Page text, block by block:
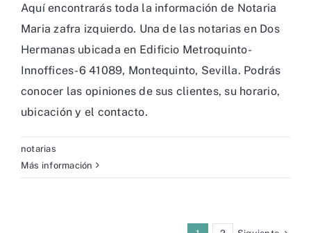
Aquí encontrarás toda la información de Notaria
Maria zafra izquierdo. Una de las notarias en Dos
Hermanas ubicada en Edificio Metroquinto-
Innoffices-6 41089, Montequinto, Sevilla. Podrás
conocer las opiniones de sus clientes, su horario,
ubicación y el contacto.
notarias
Más información